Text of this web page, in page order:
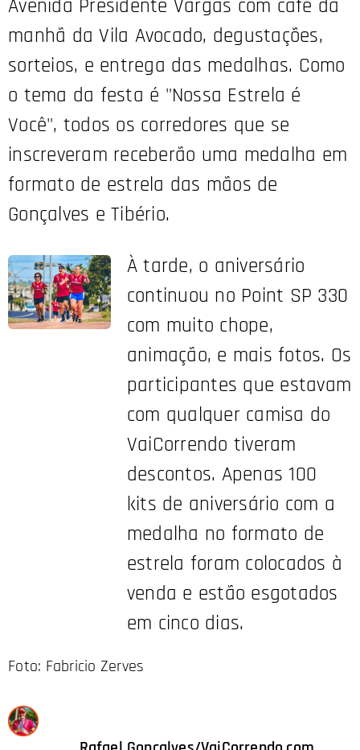
Avenida Presidente Vargas com café da
manhã da Vila Avocado, degustações,
sorteios, e entrega das medalhas. Como
o tema da festa é "Nossa Estrela é
Você", todos os corredores que se
inscreveram receberão uma medalha em
formato de estrela das mãos de
Gonçalves e Tibério.
À tarde, o aniversário
continuou no Point SP 330
com muito chope,
animação, e mais fotos. Os
participantes que estavam
com qualquer camisa do
VaiCorrendo tiveram
descontos. Apenas 100
kits de aniversário com a
medalha no formato de
estrela foram colocados à
venda e estão esgotados
em cinco dias.
Foto: Fabricio Zerves